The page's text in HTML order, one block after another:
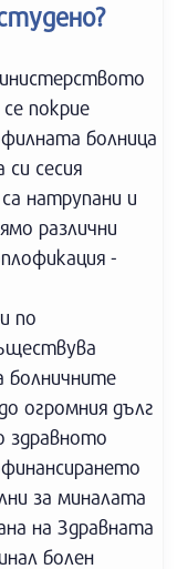
покрие
болница
сесия
натрупани и
различни
-
по
болничните
огромния дълг
здравното
за миналата
на Здравната
болен